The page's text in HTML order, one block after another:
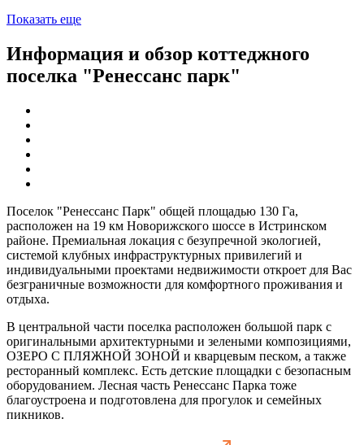
Показать еще
Информация и обзор коттеджного
поселка "Ренессанс парк"
Поселок "Ренессанс Парк" общей площадью 130 Га,
расположен на 19 км Новорижского шоссе в Истринском
районе. Премиальная локация с безупречной экологией,
системой клубных инфраструктурных привилегий и
индивидуальными проектами недвижимости откроет для Вас
безграничные возможности для комфортного проживания и
отдыха.
В центральной части поселка расположен большой парк с
оригинальными архитектурными и зелеными композициями,
ОЗЕРО С ПЛЯЖНОЙ ЗОНОЙ и кварцевым песком, а также
ресторанный комплекс. Есть детские площадки с безопасным
оборудованием. Лесная часть Ренессанс Парка тоже
благоустроена и подготовлена для прогулок и семейных
пикников.